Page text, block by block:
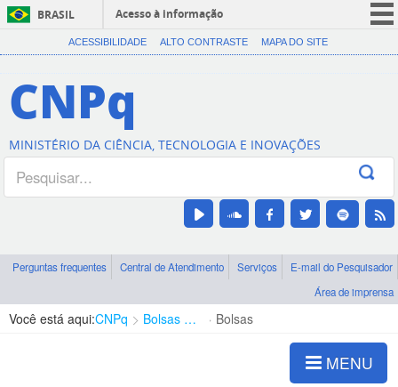
BRASIL
Acesso à informação
CORONAVÍRUS (COVID-19)
Canais
ACESSIBILIDADE ALTO CONTRASTE MAPA DO SITE
CNPq
MINISTÉRIO DA CIÊNCIA, TECNOLOGIA E INOVAÇÕES
Perguntas frequentes Central de Atendimento Serviços
E-mail do Pesquisador
Área de imprensa
Você está aqui:CNPq Bolsas e Auxílios Vigentes Bolsas
MENU